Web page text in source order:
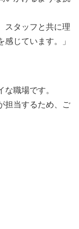
スタッフと共に理
じています。」
な職場です。
担当するため、ご